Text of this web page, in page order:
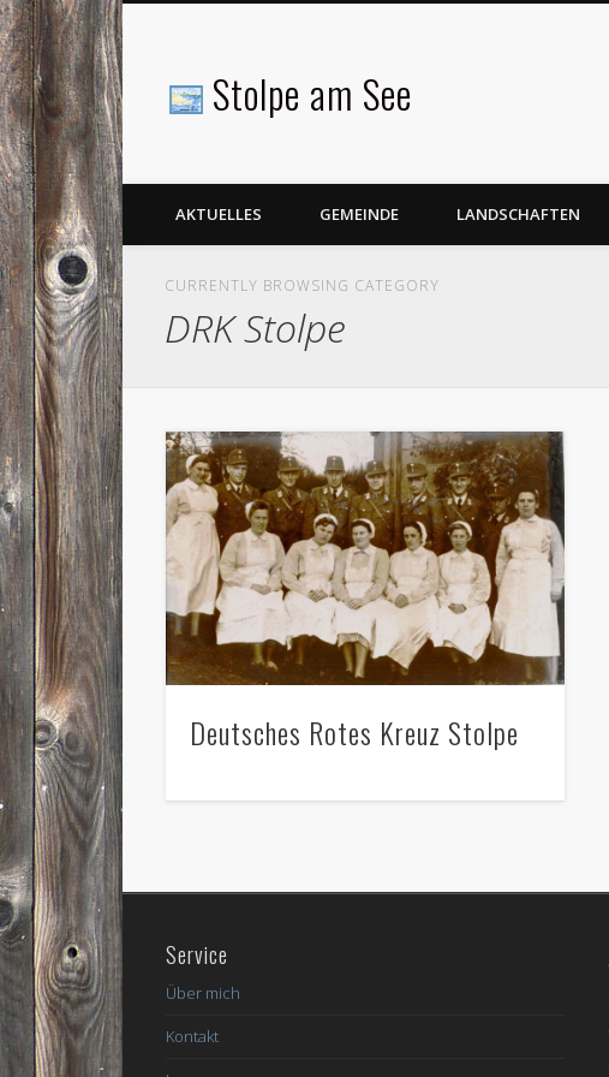
Stolpe am See
Facebook
AKTUELLES GEMEINDE LANDSCHAFTEN
CURRENTLY BROWSING CATEGORY
DRK Stolpe
Deutsches Rotes Kreuz Stolpe
Service
Über mich
Kontakt